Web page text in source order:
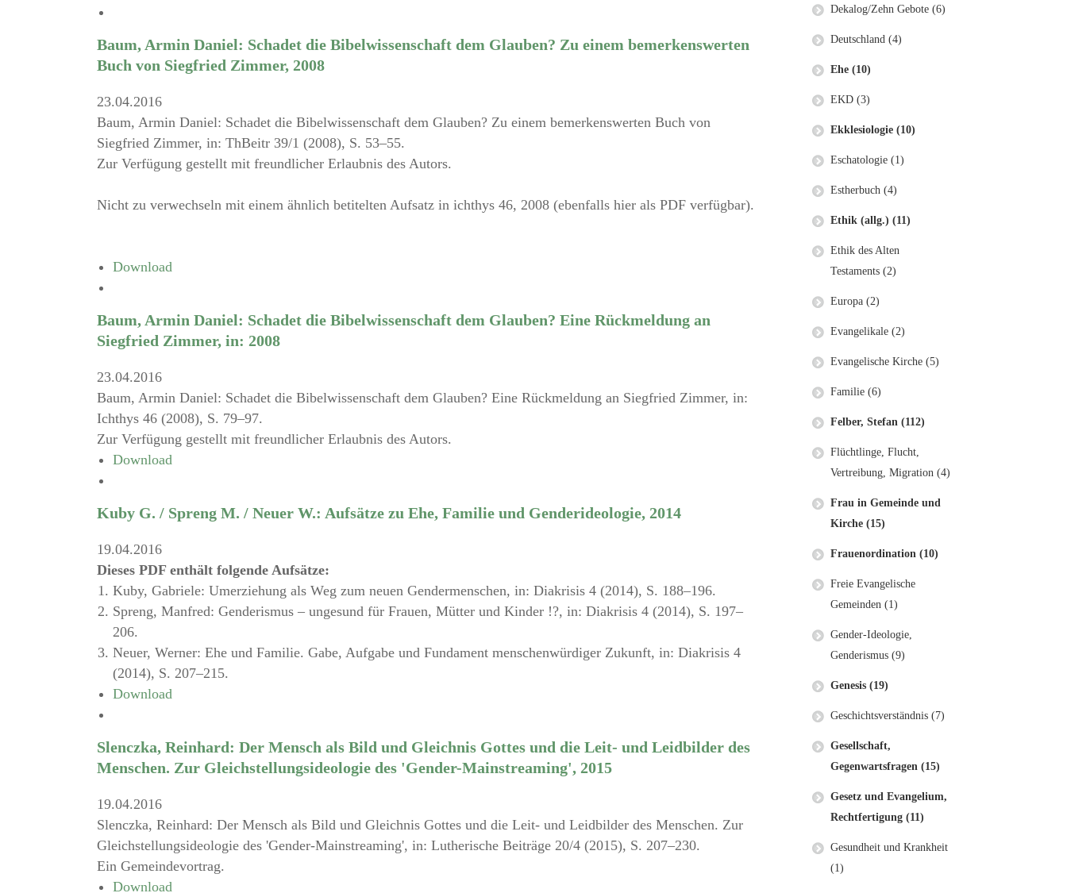
Baum, Armin Daniel: Schadet die Bibelwissenschaft dem Glauben? Zu einem bemerkenswerten
Buch von Siegfried Zimmer, 2008
23.04.2016
Baum, Armin Daniel: Schadet die Bibelwissenschaft dem Glauben? Zu einem bemerkenswerten Buch von
Siegfried Zimmer, in: ThBeitr 39/1 (2008), S. 53–55.
Zur Verfügung gestellt mit freundlicher Erlaubnis des Autors.
Nicht zu verwechseln mit einem ähnlich betitelten Aufsatz in ichthys 46, 2008 (ebenfalls hier als PDF verfügbar).
Download
Baum, Armin Daniel: Schadet die Bibelwissenschaft dem Glauben? Eine Rückmeldung an
Siegfried Zimmer, in: 2008
23.04.2016
Baum, Armin Daniel: Schadet die Bibelwissenschaft dem Glauben? Eine Rückmeldung an Siegfried Zimmer, in:
Ichthys 46 (2008), S. 79–97.
Zur Verfügung gestellt mit freundlicher Erlaubnis des Autors.
Download
Kuby G. / Spreng M. / Neuer W.: Aufsätze zu Ehe, Familie und Genderideologie, 2014
19.04.2016
Dieses PDF enthält folgende Aufsätze:
Kuby, Gabriele: Umerziehung als Weg zum neuen Gendermenschen, in: Diakrisis 4 (2014), S. 188–196.
Spreng, Manfred: Genderismus – ungesund für Frauen, Mütter und Kinder !?, in: Diakrisis 4 (2014), S. 197–
206.
Neuer, Werner: Ehe und Familie. Gabe, Aufgabe und Fundament menschenwürdiger Zukunft, in: Diakrisis 4
(2014), S. 207–215.
Download
Slenczka, Reinhard: Der Mensch als Bild und Gleichnis Gottes und die Leit- und Leidbilder des
Menschen. Zur Gleichstellungsideologie des 'Gender-Mainstreaming', 2015
19.04.2016
Slenczka, Reinhard: Der Mensch als Bild und Gleichnis Gottes und die Leit- und Leidbilder des Menschen. Zur
Gleichstellungsideologie des 'Gender-Mainstreaming', in: Lutherische Beiträge 20/4 (2015), S. 207–230.
Ein Gemeindevortrag.
Download
Dekalog/Zehn Gebote (6)
Deutschland (4)
Ehe (10)
EKD (3)
Ekklesiologie (10)
Eschatologie (1)
Estherbuch (4)
Ethik (allg.) (11)
Ethik des Alten
Testaments (2)
Europa (2)
Evangelikale (2)
Evangelische Kirche (5)
Familie (6)
Felber, Stefan (112)
Flüchtlinge, Flucht,
Vertreibung, Migration (4)
Frau in Gemeinde und
Kirche (15)
Frauenordination (10)
Freie Evangelische
Gemeinden (1)
Gender-Ideologie,
Genderismus (9)
Genesis (19)
Geschichtsverständnis (7)
Gesellschaft,
Gegenwartsfragen (15)
Gesetz und Evangelium,
Rechtfertigung (11)
Gesundheit und Krankheit
(1)